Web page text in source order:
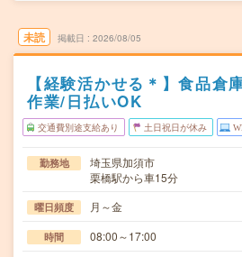
未読 掲載日 2026/08/05
【経験活かせる＊】食品倉
作業/日払いOK
交通費別途支給あり 土日祝日が休み
勤務地
埼玉県加須市
栗橋駅から車15分
曜日頻度 月～金
時間 08:00～17:00